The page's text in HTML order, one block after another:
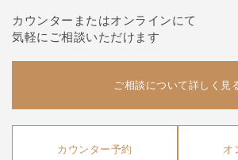
カウンターまたはオンラインにて
気軽にご相談いただけます
ご相談について詳しく見
カウンター予約 オ